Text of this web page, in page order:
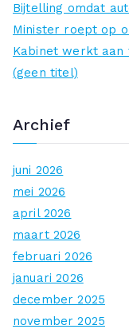
Bijtelling omdat
Minister roept op
Kabinet werkt aan
(geen titel)
Archief
juni 2026
mei 2026
april 2026
maart 2026
februari 2026
januari 2026
december 2025
november 2025